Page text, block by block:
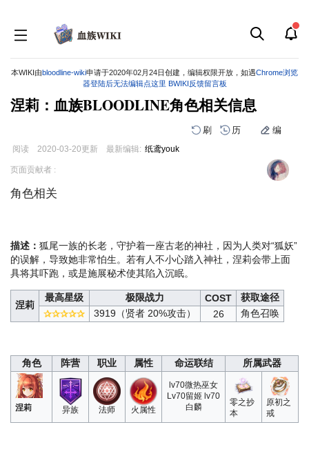
本WIKI由bloodline-wiki申请于2020年02月24日创建，编辑权限开放，如遇Chrome浏览
器登陆后无法编辑点这里 BWIKI反馈留言板
涅莉：血族BLOODLINE角色相关信息
刷 历 编
阅读 2020-03-20更新 最新编辑: 纸鸢youk
跳
导
跳
搜
页面贡献者 :
角色相关
描述： 狐尾一族的长老，守护着一座古老的神社，因为人类对“狐妖”
的误解，导致她非常怕生。若有人不小心踏入神社，涅莉会带上面
具将其吓跑，或是施展秘术使其陷入沉眠。
涅莉
最高星级 极限战力 COST
获取途径
✰✰✰✰✰
3919（贤者 20%攻击） 26 角色召唤
角色 阵营 职业 属性 命运联结 所属武器
涅莉 异族 法师 火属性
lv70微热巫女
Lv70留姬 lv70
白麟
零之抄
本
原初之
戒